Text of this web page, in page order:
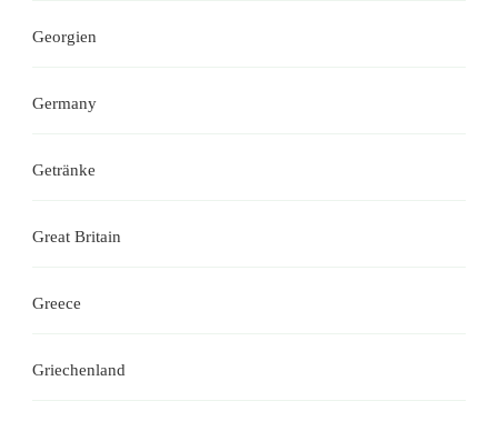
Georgien
Germany
Getränke
Great Britain
Greece
Griechenland